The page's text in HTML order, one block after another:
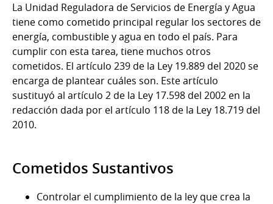
La Unidad Reguladora de Servicios de Energía y Agua
tiene como cometido principal regular los sectores de
energía, combustible y agua en todo el país. Para
cumplir con esta tarea, tiene muchos otros
cometidos. El artículo 239 de la Ley 19.889 del 2020 se
encarga de plantear cuáles son. Este artículo
sustituyó al artículo 2 de la Ley 17.598 del 2002 en la
redacción dada por el artículo 118 de la Ley 18.719 del
2010.
Cometidos Sustantivos
Controlar el cumplimiento de la ley que crea la